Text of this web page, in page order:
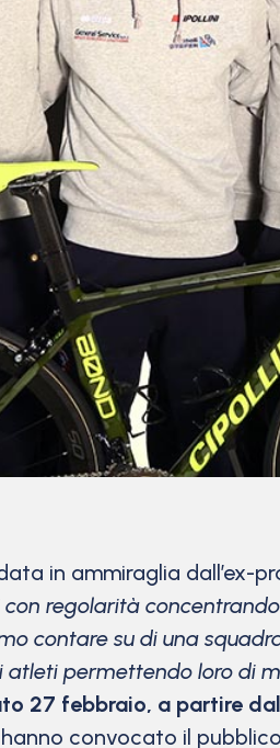
in ammiraglia dall’ex-
regolarità
contare su di una
permettendo loro di
27 febbraio, a partire
convocato il